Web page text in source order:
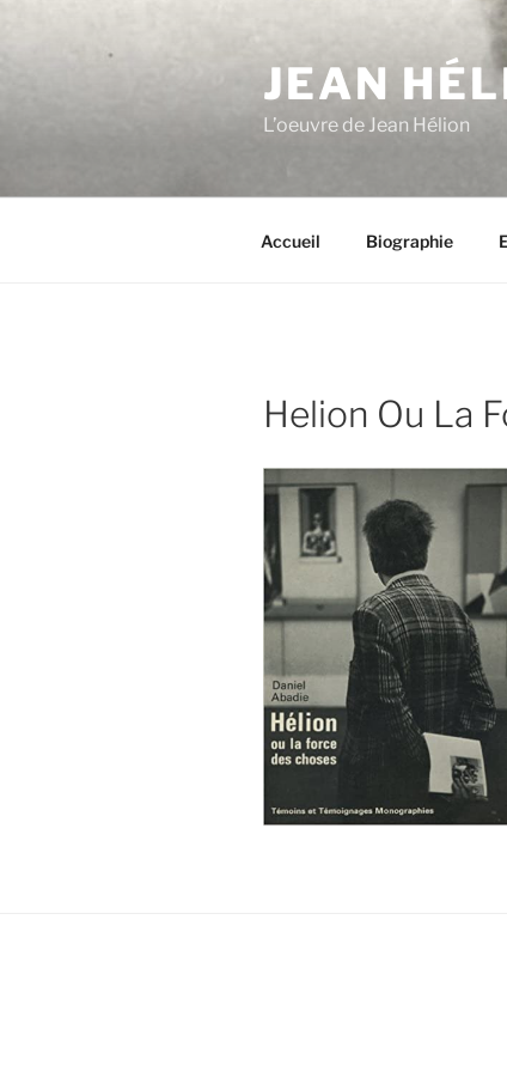
JEAN
L’oeuvre de Jean Hélion
Accueil Biographie
Helion Ou La